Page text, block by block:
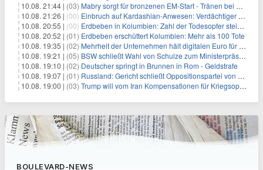
10.08. 21:44 | (03) Mabry sorgt für bronzenen EM-Start - Tränen bei Lückenkemper
10.08. 21:26 | (00) Einbruch auf Kardashian-Anwesen: Verdächtiger festgenommen
10.08. 20:55 | (00) Erdbeben in Kolumbien: Zahl der Todesopfer steigt auf über 100
10.08. 20:52 | (01) Erdbeben erschüttert Kolumbien: Mehr als 100 Tote
10.08. 19:35 | (02) Mehrheit der Unternehmen hält digitalen Euro für überflüssig
10.08. 19:21 | (05) BSW schließt Wahl von Schulze zum Ministerpräsidenten aus
10.08. 19:10 | (02) Deutscher springt in Brunnen in Rom - Geldstrafe
10.08. 19:07 | (01) Russland: Gericht schließt Oppositionspartei von Parlamentswahl aus
10.08. 19:00 | (03) Trump will vom Iran Kompensationen für Kriegsopfer verlangen
BOULEVARD-NEWS